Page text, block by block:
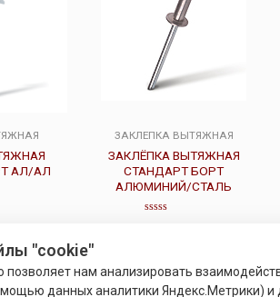
АЛ/АЛ
ЗАКЛЕПКА ВЫТЯЖНАЯ
ЗАКЛЁПКА ВЫТЯЖНАЯ
СТАНДАРТ БОРТ
АЛЮМИНИЙ/СТАЛЬ
"cookie"
позволяет нам анализировать
данных аналитики Яндекс.Метрики) и